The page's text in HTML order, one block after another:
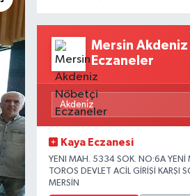
Mersin
Eczaneler
Kaya Eczanesi
YENI MAH. 5334 SOK. NO:6A YENİ
TOROS DEVLET ACİL GİRİŞİ KARŞI
MERSİN